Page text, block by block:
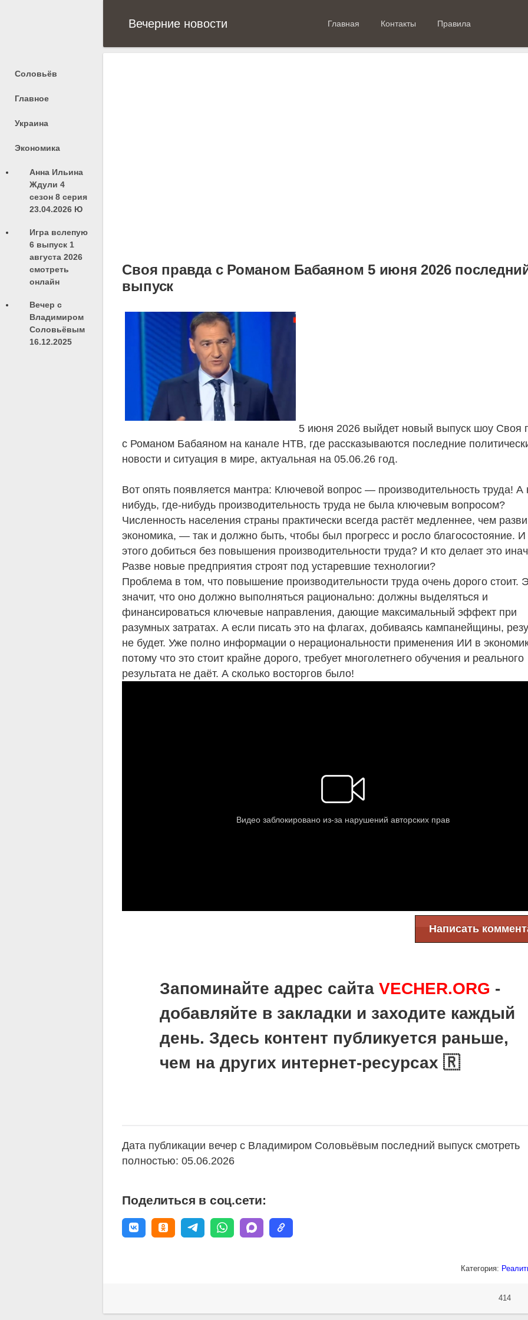
Вечерние новости Главная Контакты Правила
Соловьёв
Главное
Украина
Экономика
Анна Ильина
Ждули 4
сезон 8 серия
23.04.2026 Ю
Игра вслепую
6 выпуск 1
августа 2026
смотреть
онлайн
Вечер с
Владимиром
Соловьёвым
16.12.2025
Своя правда с Романом Бабаяном 5 июня 2026
выпуск
5 июня 2026 выйдет новый выпуск шоу Своя
с Романом Бабаяном на канале НТВ, где рассказываются последние
новости и ситуация в мире, актуальная на 05.06.26 год.
Вот опять появляется мантра: Ключевой вопрос — производительность труда! А
нибудь, где-нибудь производительность труда не была ключевым вопросом?
Численность населения страны практически всегда растёт медленнее, чем
экономика, — так и должно быть, чтобы был прогресс и росло благосостояние. И
этого добиться без повышения производительности труда? И кто делает это
Разве новые предприятия строят под устаревшие технологии?
Проблема в том, что повышение производительности труда очень дорого стоит.
значит, что оно должно выполняться рационально: должны выделяться и
финансироваться ключевые направления, дающие максимальный эффект при
разумных затратах. А если писать это на флагах, добиваясь кампанейщины,
не будет. Уже полно информации о нерациональности применения ИИ в
потому что это стоит крайне дорого, требует многолетнего обучения и реального
результата не даёт. А сколько восторгов было!
Написать
Запоминайте адрес сайтаVECHER.ORG -
добавляйте в закладки и заходите каждый
день. Здесь контент публикуется раньше,
чем на других интернет-ресурсах 🇷
Дата публикации вечер с Владимиром Соловьёвым последний выпуск смотреть
полностью: 05.06.2026
Поделиться в соц.сети:
Категория:
414